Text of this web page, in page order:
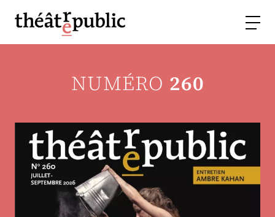
NUMÉRO 260